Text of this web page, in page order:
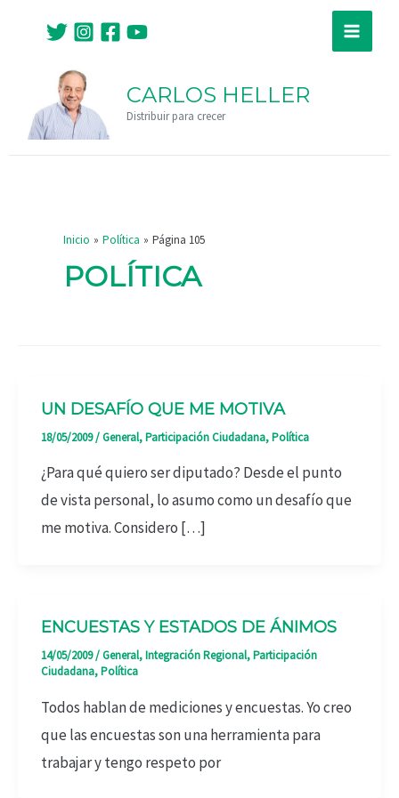
contenido
Main
CARLOS HELLER
Distribuir para crecer
Inicio Política Página 105
POLÍTICA
UN DESAFÍO QUE ME MOTIVA
18/05/2009/General,Participación Ciudadana,Política
¿Para qué quiero ser diputado? Desde el punto
de vista personal, lo asumo como un desafío que
me motiva. Considero […]
ENCUESTAS Y ESTADOS DE ÁNIMOS
14/05/2009/General,Integración Regional,Participación
Ciudadana,Política
Todos hablan de mediciones y encuestas. Yo creo
que las encuestas son una herramienta para
trabajar y tengo respeto por
entradas